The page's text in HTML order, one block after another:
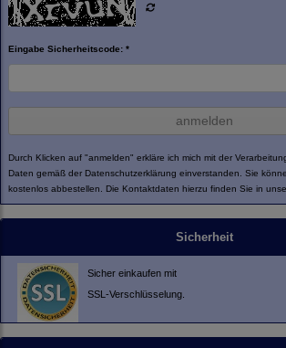
Eingabe Sicherheitscode: *
anmelden
Durch Klicken auf "anmelden" erkläre ich mich mit der
Daten gemäß der Datenschutzerklärung einverstanden. Sie
kostenlos abbestellen. Die Kontaktdaten hierzu finden Sie in
Sicherheit
Sicher einkaufen mit
SSL-Verschlüsselung.